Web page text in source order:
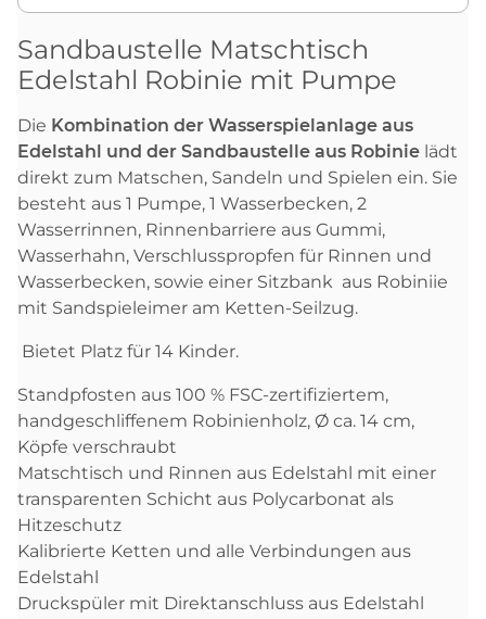
Sandbaustelle Matschtisch
Edelstahl Robinie mit Pumpe
Die Kombination der Wasserspielanlage aus
Edelstahl und der Sandbaustelle aus Robinie lädt
direkt zum Matschen, Sandeln und Spielen ein. Sie
besteht aus 1 Pumpe, 1 Wasserbecken, 2
Wasserrinnen, Rinnenbarriere aus Gummi,
Wasserhahn, Verschlusspropfen für Rinnen und
Wasserbecken, sowie einer Sitzbank aus Robiniie
mit Sandspieleimer am Ketten-Seilzug.
Bietet Platz für 14 Kinder.
Standpfosten aus 100 % FSC-zertifiziertem,
handgeschliffenem Robinienholz, Ø ca. 14 cm,
Köpfe verschraubt
Matschtisch und Rinnen aus Edelstahl mit einer
transparenten Schicht aus Polycarbonat als
Hitzeschutz
Kalibrierte Ketten und alle Verbindungen aus
Edelstahl
Druckspüler mit Direktanschluss aus Edelstahl